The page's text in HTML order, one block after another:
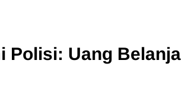
Polisi: Uang Belanja